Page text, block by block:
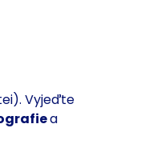
Vyjeďte
a